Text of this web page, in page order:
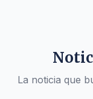
La noticia que